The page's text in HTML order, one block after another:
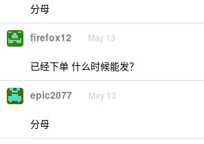
分母
firefox12 May 13
已经下单 什么时候能发？
epic2077 May 13
分母